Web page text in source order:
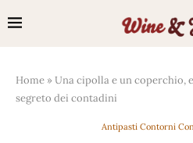
Home »Una cipolla e un coperchio,
segreto dei contadini
Antipasti Contorni